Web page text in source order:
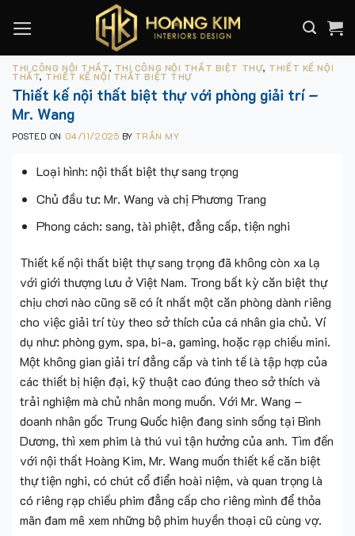
THI CÔNG NỘI THẤT, THI CÔNG NỘI THẤT BIỆT THỰ, THIẾT KẾ NỘI
THẤT, THIẾT KẾ NỘI THẤT BIỆT THỰ
Thiết kế nội thất biệt thự với phòng giải trí –
Mr. Wang
POSTED ON 04/11/2025 BYTRẦN MY
Loại hình: nội thất biệt thự sang trọng
Chủ đầu tư: Mr. Wang và chị Phương Trang
Phong cách: sang, tài phiệt, đẳng cấp, tiện nghi
Thiết kế nội thất biệt thự sang trọng đã không còn xa lạ
với giới thượng lưu ở Việt Nam. Trong bất kỳ căn biệt thự
chịu chơi nào cũng sẽ có ít nhất một căn phòng dành riêng
cho việc giải trí tùy theo sở thích của cá nhân gia chủ. Ví
dụ như: phòng gym, spa, bi-a, gaming, hoặc rạp chiếu mini.
Một không gian giải trí đẳng cấp và tinh tế là tập hợp của
các thiết bị hiện đại, kỹ thuật cao đúng theo sở thích và
trải nghiệm mà chủ nhân mong muốn. Với Mr. Wang –
doanh nhân gốc Trung Quốc hiện đang sinh sống tại Bình
Dương, thì xem phim là thú vui tận hưởng của anh. Tìm đến
với nội thất Hoàng Kim, Mr. Wang muốn thiết kế căn biệt
thự tiện nghi, có chút cổ điển hoài niệm, và quan trọng là
có riêng rạp chiếu phim đẳng cấp cho riêng mình để thỏa
mãn đam mê xem những bộ phim huyền thoại cũ cùng vợ.